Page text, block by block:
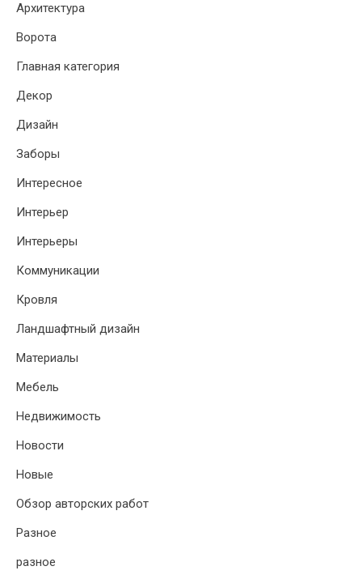
Архитектура
Ворота
Главная категория
Декор
Дизайн
Заборы
Интересное
Интерьер
Интерьеры
Коммуникации
Кровля
Ландшафтный дизайн
Материалы
Мебель
Недвижимость
Новости
Новые
Обзор авторских работ
Разное
разное